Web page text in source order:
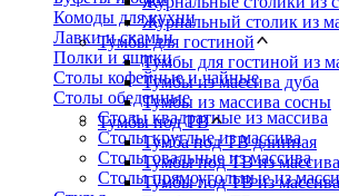
Комоды для кухни
Лавки и скамьи
Полки и ящики
Столы кофейные и чайные
Столы обеденные
Столы квадратные из массива
Столы круглые из массива
Столы овальные из массива
Столы прямоугольные из
Журнальный столик из
Тумбы для гостиной
Тумбы для гостиной из
Тумбы из массива дуба
Тумбы из массива сосны
Тумбы под ТВ
Тумба под ТВ длинная
Тумбы под ТВ из
Тумбы под ТВ из